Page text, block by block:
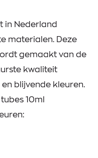
in Nederland
materialen. Deze
gemaakt van de
kwaliteit
blijvende kleuren.
10ml